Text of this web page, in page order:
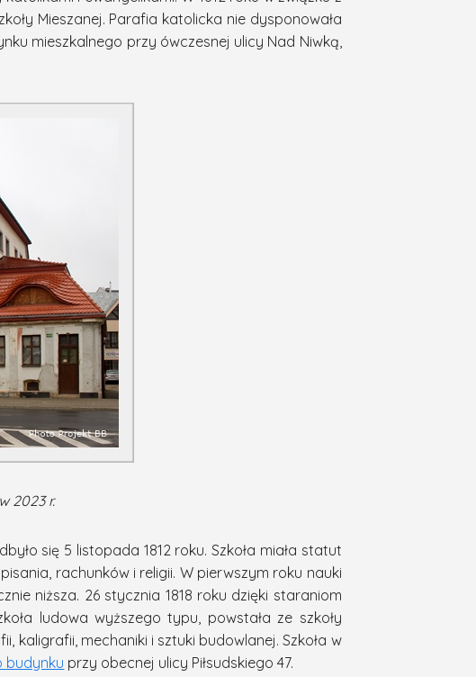
Mieszanej. Parafia katolicka nie dysponowała
mieszkalnego przy ówczesnej ulicy Nad Niwką,
2023 r.
się 5 listopada 1812 roku. Szkoła miała statut
rachunków i religii. W pierwszym roku nauki
niższa. 26 stycznia 1818 roku dzięki staraniom
ludowa wyższego typu, powstała ze szkoły
kaligrafii, mechaniki i sztuki budowlanej. Szkoła w
budynku przy obecnej ulicy Piłsudskiego 47.